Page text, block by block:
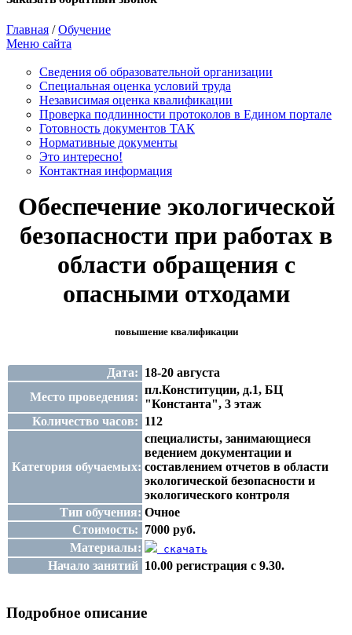
Главная /Обучение
Меню сайта
Сведения об образовательной организации
Cпециальная оценка условий труда
Независимая оценка квалификации
Проверка подлинности протоколов в Едином портале
Готовность документов ТАК
Нормативные документы
Это интересно!
Контактная информация
Обеспечение экологической
безопасности при работах в
области обращения с
опасными отходами
повышение квалификации
Дата: 18-20 августа
Место проведения:
пл.Конституции, д.1, БЦ
"Константа", 3 этаж
Количество часов: 112
Категория обучаемых:
специалисты, занимающиеся
ведением документации и
составлением отчетов в области
экологической безопасности и
экологического контроля
Тип обучения: Очное
Стоимость: 7000 руб.
Материалы:
скачать
Начало занятий 10.00 регистрация с 9.30.
Подробное описание